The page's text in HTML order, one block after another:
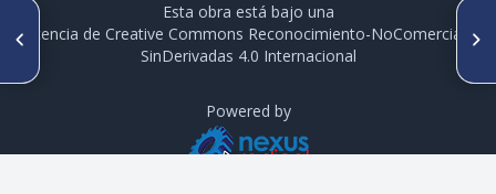
ARTÍCULO ANTERIOR
PO 095. BRECHAS DE CALIDAD
DE DIETA EN LA POBLACIÓN
SIGUIENTE ARTÍCULO
PO 097. LIFESTYLE AND
METABOLIC SYNDROME IN A
RELIABILITY OF A PHYSICAL
ACTIVITY QUESTIONNAIRE
Esta obra está bajo una
licencia de Creative Commons Reconocimiento-NoComercial-
SinDerivadas 4.0 Internacional
Powered by